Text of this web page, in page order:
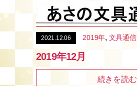
2021.12.06 2019年, 文具通信
2019年12月
続きを読む